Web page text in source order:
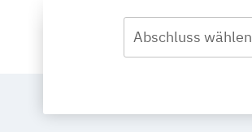
Abschluss wählen